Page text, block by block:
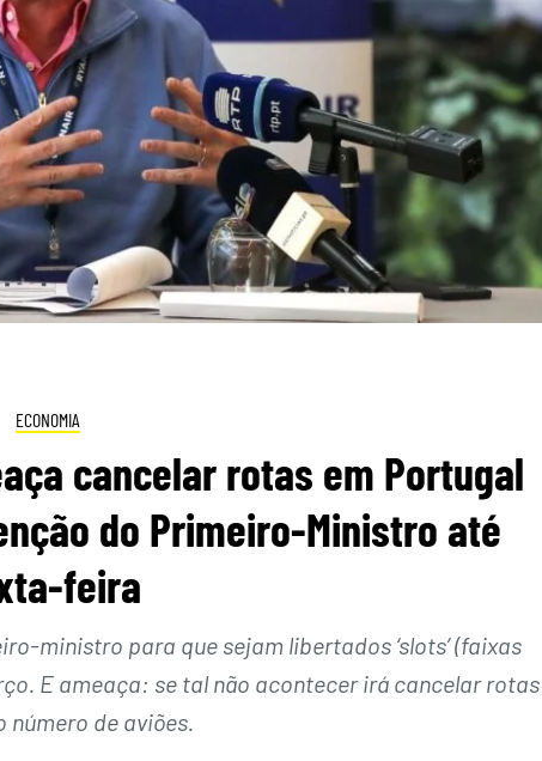
ECONOMIA
cancelar rotas em Portugal
do Primeiro-Ministro até
feira
ministro para que sejam libertados ‘slots’ (faixas
E ameaça: se tal não acontecer irá cancelar rotas
número de aviões.